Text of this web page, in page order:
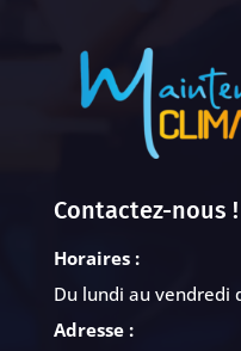
Contactez-nous !
Horaires :
Du lundi au vendredi
Adresse :